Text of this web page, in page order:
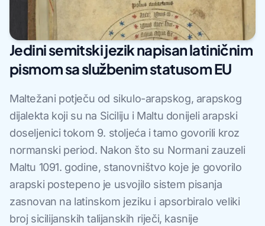
Jedini semitski jezik napisan latiničnim
pismom sa službenim statusom EU
Maltežani potječu od sikulo-arapskog, arapskog
dijalekta koji su na Siciliju i Maltu donijeli arapski
doseljenici tokom 9. stoljeća i tamo govorili kroz
normanski period. Nakon što su Normani zauzeli
Maltu 1091. godine, stanovništvo koje je govorilo
arapski postepeno je usvojilo sistem pisanja
zasnovan na latinskom jeziku i apsorbiralo veliki
broj sicilijanskih talijanskih riječi, kasnije